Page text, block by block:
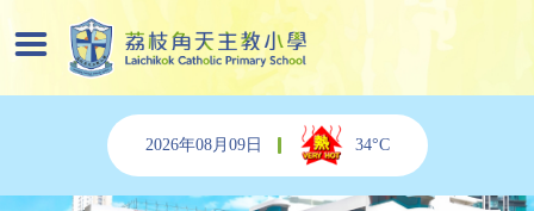
2026年08月09日 34°C